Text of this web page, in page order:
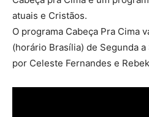
atuais e Cristãos.
O programa Cabeça Pra Cima
(horário Brasília) de Segunda
por Celeste Fernandes e